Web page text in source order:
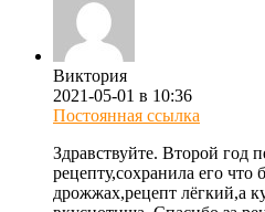
Виктория
2021-05-01 в 10:36
Постоянная ссылка
Здравствуйте. Второй год
рецепту,сохранила его что
дрожжах,рецепт лёгкий,а